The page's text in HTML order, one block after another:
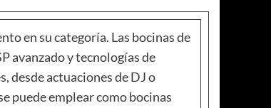
en su categoría. Las bocinas de
avanzado y tecnologías de
desde actuaciones de DJ o
puede emplear como bocinas